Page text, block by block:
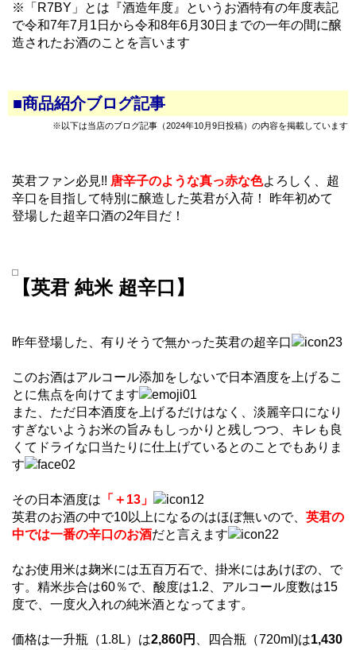
※「R7BY」とは『酒造年度』というお酒特有の年度表記
で令和7年7月1日から令和8年6月30日までの一年の間に醸
造されたお酒のことを言います
■商品紹介ブログ記事
※以下は当店のブログ記事（2024年10月9日投稿）の内容を掲載しています
英君ファン必見!! 唐辛子のような真っ赤な色よろしく、超
辛口を目指して特別に醸造した英君が入荷！ 昨年初めて
登場した超辛口酒の2年目だ！
【英君 純米 超辛口】
昨年登場した、有りそうで無かった英君の超辛口
このお酒はアルコール添加をしないで日本酒度を上げるこ
とに焦点を向けてます
また、ただ日本酒度を上げるだけはなく、淡麗辛口になり
すぎないようお米の旨みもしっかりと残しつつ、キレも良
くてドライな口当たりに仕上げているとのことでもありま
す
その日本酒度は 「＋13」
英君のお酒の中で10以上になるのはほぼ無いので、 英君の
中では一番の辛口のお酒だと言えます
なお使用米は麹米には五百万石で、掛米にはあけぼの、で
す。精米歩合は60％で、酸度は1.2、アルコール度数は15
度で、一度火入れの純米酒となってます。
価格は一升瓶（1.8L）は2,860円 、四合瓶（720ml)は1,430